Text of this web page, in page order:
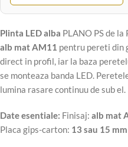
Plinta LED alba PLANO PS de
alb mat AM11 pentru pereti din
direct in profil, iar la baza
se monteaza banda LED.
lumina rasare continuu de sub el.
Date esentiale: Finisaj: alb mat
Placa gips-carton: 13 sau 15 mm